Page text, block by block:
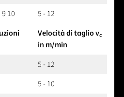
10
5 - 12
Velocità di taglio vc
in m/min
5 - 12
5 - 10